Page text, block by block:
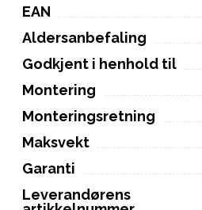
EAN
Aldersanbefaling
Godkjent i henhold til
Montering
Monteringsretning
Maksvekt
Garanti
Leverandørens